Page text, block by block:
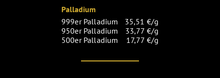
Palladium
999er Palladium
35,51 €/g
950er Palladium
33,77 €/g
500er Palladium
17,77 €/g